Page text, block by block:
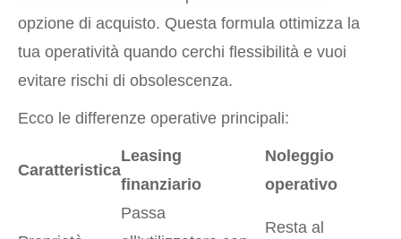
opzione di acquisto. Questa formula ottimizza la
tua operatività quando cerchi flessibilità e vuoi
evitare rischi di obsolescenza.
Ecco le differenze operative principali:
Caratteristica
Leasing
finanziario
Noleggio
operativo
Passa
Resta al